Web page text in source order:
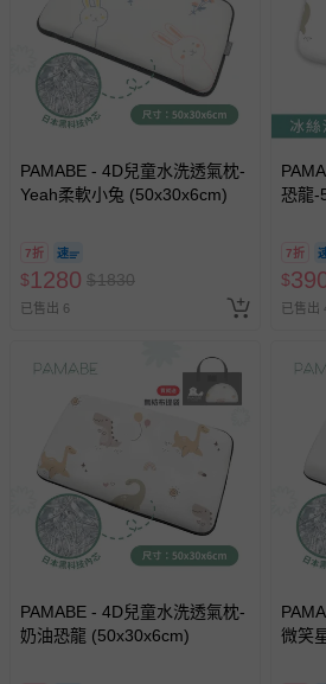
針對滿件折/滿額贈…等活動，如因
留商品未達活動門檻，將以原價計
回。
部分商品依據消費者保護法的規定
豫期範圍：
易於腐敗、保存期限較短或解
客製化商品（例如客製生日書
報紙、期刊或雜誌（惟書籍如
經消費者拆封之影音商品或電
等）。
非以有形媒介提供之數位內容
上服務，經消費者事先同意始
戲或活動點數等）。
已拆封之以下類型商品：
-個人衛生用品（例如尿布、貼
墊、寢具類等）。
褲、紗布衣等）。
-接觸性孕哺產品（奶嘴、奶瓶
PAMABE - 4D兒童水洗透氣枕-
Yeah柔軟小兔 (50x30x6cm)
7折
$1280 $1830
已售出 6
恐龍-
7折
$
已售出
PAMABE - 4D兒童水洗透氣枕-
奶油恐龍 (50x30x6cm)
微笑